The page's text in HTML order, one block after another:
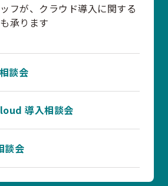
フが、クラウド導入に関する
承ります
談会
導入相談会
談会